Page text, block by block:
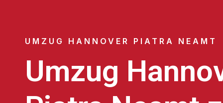
UMZUG HANNOVER PIATRA NEAMT
Umzug